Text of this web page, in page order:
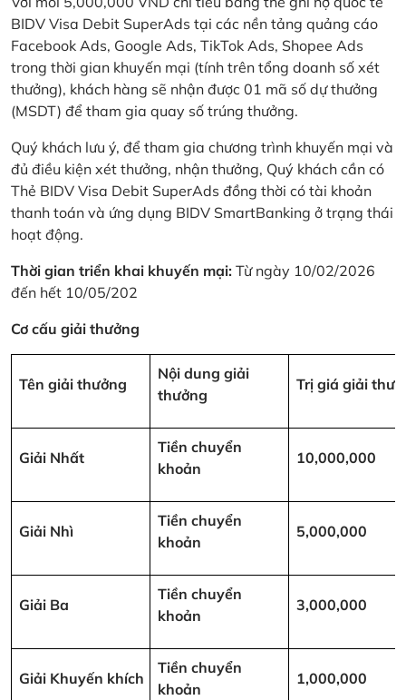
BIDV Visa Debit SuperAds tại các nền tảng quảng cáo
Facebook Ads, Google Ads, TikTok Ads, Shopee Ads
trong thời gian khuyến mại (tính trên tổng doanh số xét
thưởng), khách hàng sẽ nhận được 01 mã số dự thưởng
(MSDT) để tham gia quay số trúng thưởng.
Quý khách lưu ý, để tham gia chương trình khuyến mại và
đủ điều kiện xét thưởng, nhận thưởng, Quý khách cần có
Thẻ BIDV Visa Debit SuperAds đồng thời có tài khoản
thanh toán và ứng dụng BIDV SmartBanking ở trạng thái
hoạt động.
Thời gian triển khai khuyến mại: Từ ngày 10/02/2026
đến hết 10/05/202
Cơ cấu giải thưởng
Tên giải thưởng
Nội dung giải
thưởng
Trị giá giải
Giải Nhất
Tiền chuyển
khoản
10,000,000
Giải Nhì
Tiền chuyển
khoản
5,000,000
Giải Ba
Tiền chuyển
khoản
3,000,000
Giải Khuyến khích
Tiền chuyển
khoản
1,000,000